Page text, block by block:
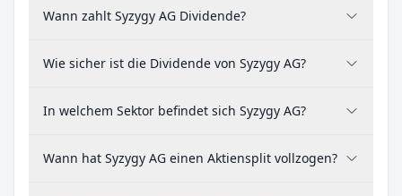
Wann zahlt Syzygy AG Dividende?
Wie sicher ist die Dividende von Syzygy AG?
In welchem Sektor befindet sich Syzygy AG?
Wann hat Syzygy AG einen Aktiensplit vollzogen?